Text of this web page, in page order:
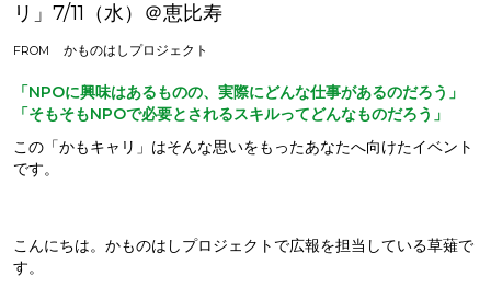
リ」7/11（水）＠恵比寿
FROM かものはしプロジェクト
「NPOに興味はあるものの、実際にどんな仕事があるのだろう」
「そもそもNPOで必要とされるスキルってどんなものだろう」
この「かもキャリ」はそんな思いをもったあなたへ向けたイベント
です。
こんにちは。かものはしプロジェクトで広報を担当している草薙で
す。